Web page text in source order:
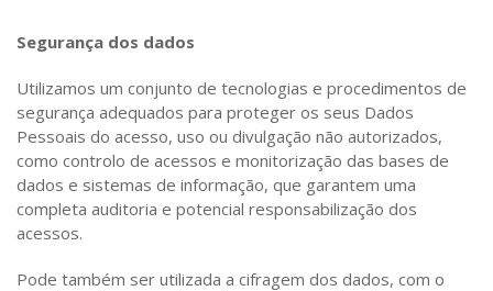
Segurança dos dados
Utilizamos um conjunto de tecnologias e procedimentos de
segurança adequados para proteger os seus Dados
Pessoais do acesso, uso ou divulgação não autorizados,
como controlo de acessos e monitorização das bases de
dados e sistemas de informação, que garantem uma
completa auditoria e potencial responsabilização dos
acessos.
Pode também ser utilizada a cifragem dos dados, com o